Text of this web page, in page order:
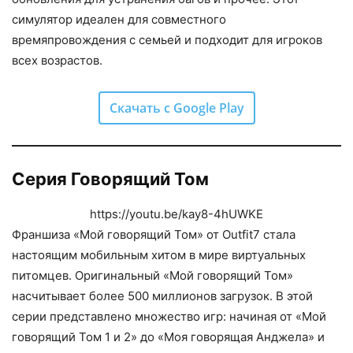
симулятор идеален для совместного
времяпровождения с семьей и подходит для игроков
всех возрастов.
Скачать с Google Play
Серия Говорящий Том
https://youtu.be/kay8-4hUWKE
Франшиза «Мой говорящий Том» от Outfit7 стала
настоящим мобильным хитом в мире виртуальных
питомцев. Оригинальный «Мой говорящий Том»
насчитывает более 500 миллионов загрузок. В этой
серии представлено множество игр: начиная от «Мой
говорящий Том 1 и 2» до «Моя говорящая Анджела» и